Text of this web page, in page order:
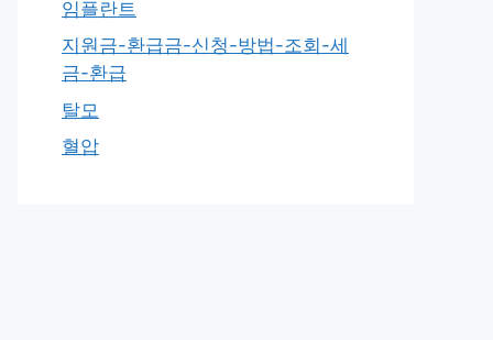
임플란트
지원금-환급금-신청-방법-조회-세
금-환급
탈모
혈압